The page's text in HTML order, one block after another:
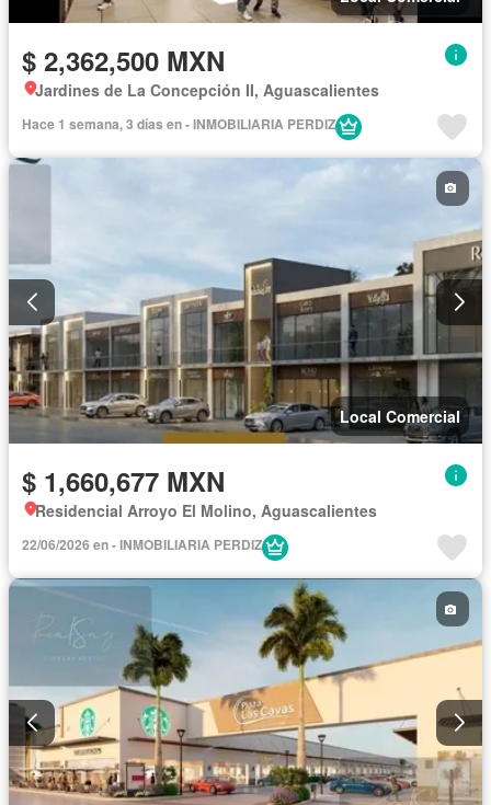
$ 2,362,500 MXN
Jardines de La Concepción II, Aguascalientes
Hace 1 semana, 3 días en - INMOBILIARIA PERDIZ
Local Comercial
$ 1,660,677 MXN
Residencial Arroyo El Molino, Aguascalientes
22/06/2026 en - INMOBILIARIA PERDIZ